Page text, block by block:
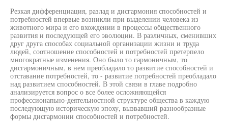
Резкая дифференциация, разлад и дисгармония способностей и
потребностей впервые возникли при выделении человека из
животного мира и его вхождении в процессы общественного
развития и последующей его эволюции. В различных, сменивших
друг друга способах социальной организации жизни и труда
людей, соотношение способностей и потребностей претерпело
многократные изменения. Оно было то гармоничным, то
дисгармоничным, в нем преобладало то развитие способностей и
отставание потребностей, то - развитие потребностей преобладало
над развитием способностей. В этой связи в главе подробно
анализируется вопрос о все более осложняющейся
профессионапьно-деятельностной структуре общества в каждую
последующую историческую эпоху, вызвавший разнообразные
формы дисгармонии способностей и потребностей.